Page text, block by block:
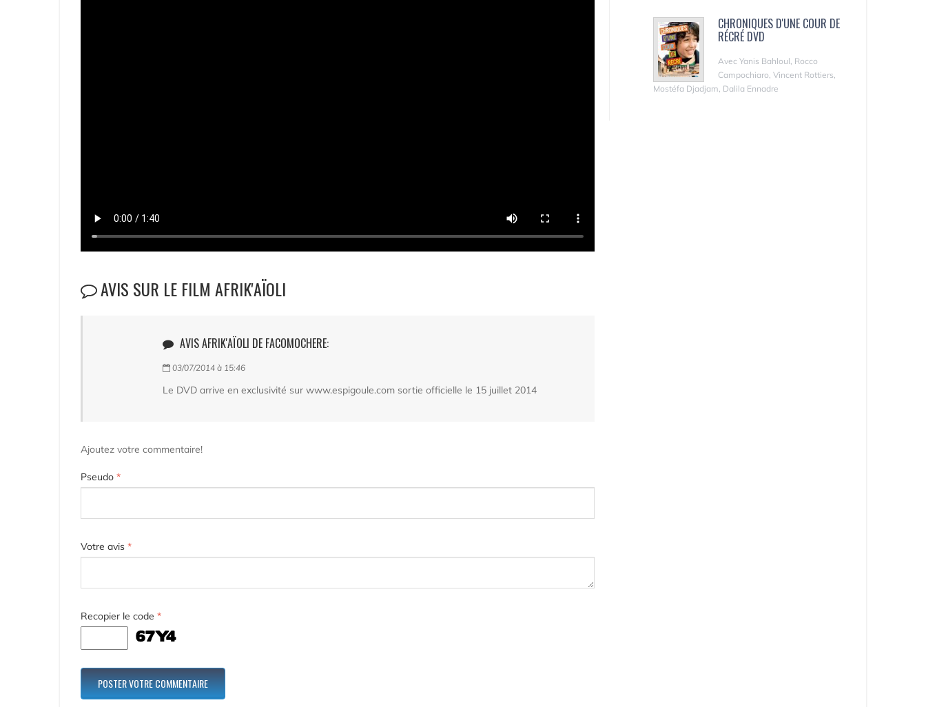
AVIS SUR LE FILM AFRIK'AÏOLI
AVIS AFRIK'AÏOLI DE FACOMOCHERE:
03/07/2014 à 15:46
Le DVD arrive en exclusivité sur www.espigoule.com sortie officielle le 15 juillet 2014
Ajoutez votre commentaire!
Pseudo *
Votre avis *
Recopier le code *
CHRONIQUES D'UNE COUR DE
RÉCRÉ DVD
Avec Yanis Bahloul, Rocco
Campochiaro, Vincent Rottiers,
Mostéfa Djadjam, Dalila Ennadre